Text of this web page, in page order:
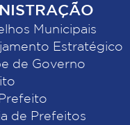
Municipais
Estratégico
de Governo
de Prefeitos